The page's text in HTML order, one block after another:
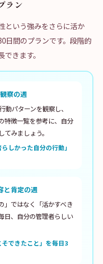
ラン
という強みをさらに活か
日間のプランです。段階的
きます。
察の週
動パターンを観察し、
特徴一覧を参考に、自分
みましょう。
しかった自分の行動」
と肯定の週
」ではなく「活かすべき
日、自分の管理者らしい
できたこと」を毎日3